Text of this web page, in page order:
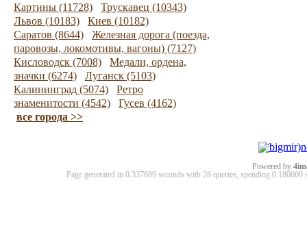
Картины (11728)
Трускавец (10343)
Львов (10183)
Киев (10182)
Саратов (8644)
Железная дорога (поезда,
паровозы, локомотивы, вагоны) (7127)
Кисловодск (7008)
Медали, ордена,
значки (6274)
Луганск (5103)
Калининград (5074)
Ретро
знаменитости (4542)
Гусев (4162)
все города >>
Powered by
Page generated in 0.337689 seconds with 28 queries, spending